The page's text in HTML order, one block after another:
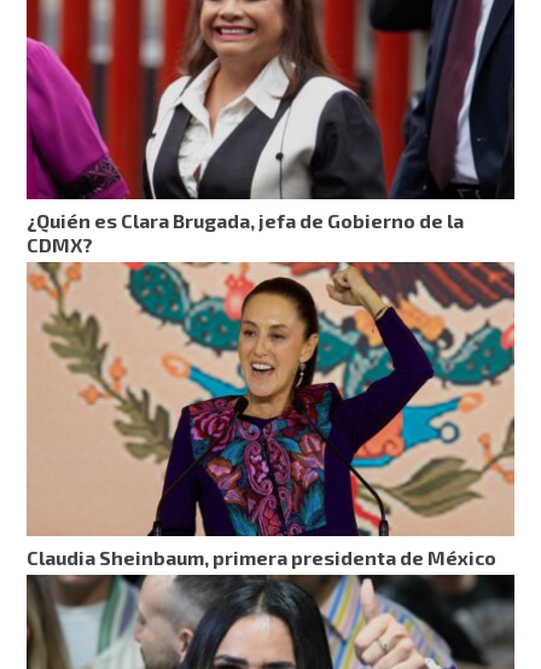
¿Quién es Clara Brugada, jefa de Gobierno de la
CDMX?
Claudia Sheinbaum, primera presidenta de México